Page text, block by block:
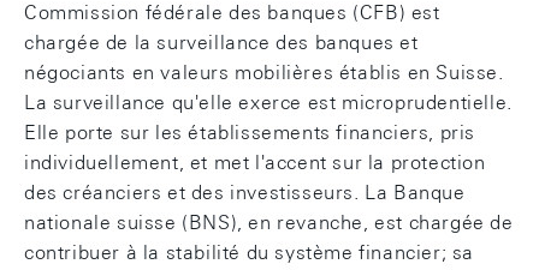
Commission fédérale des banques (CFB) est
chargée de la surveillance des banques et
négociants en valeurs mobilières établis en Suisse.
La surveillance qu'elle exerce est microprudentielle.
Elle porte sur les établissements financiers, pris
individuellement, et met l'accent sur la protection
des créanciers et des investisseurs. La Banque
nationale suisse (BNS), en revanche, est chargée de
contribuer à la stabilité du système financier; sa